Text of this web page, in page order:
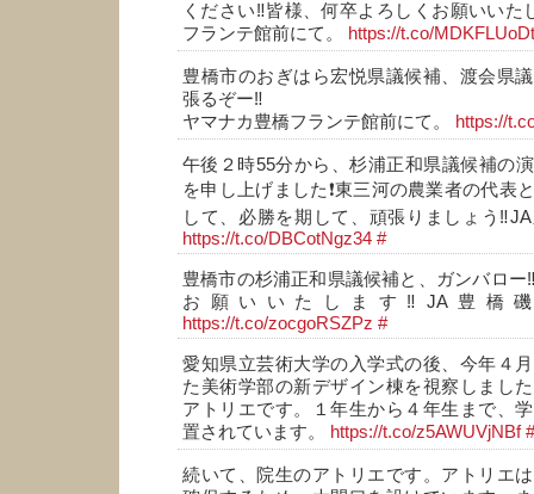
ください‼️皆様、何卒よろしくお願いいた
フランテ館前にて。
https://t.co/
豊橋市のおぎはら宏悦県議候補、渡会県
張るぞー‼️
ヤマナカ豊橋フランテ館前にて。
https://
午後２時55分から、杉浦正和県議候補の
を申し上げました❗東三河の農業者の代表
して、必勝を期して、頑張りましょう
https://t.co/DBCotNgz34 #
豊橋市の杉浦正和県議候補と、ガンバロー
お願いいたします‼️JA豊橋
https://t.co/zocgoRSZPz #
愛知県立芸術大学の入学式の後、今年４
た美術学部の新デザイン棟を視察しまし
アトリエです。１年生から４年生まで、
置されています。
https://t.co/z5AWUVjNBf #
続いて、院生のアトリエです。アトリエ